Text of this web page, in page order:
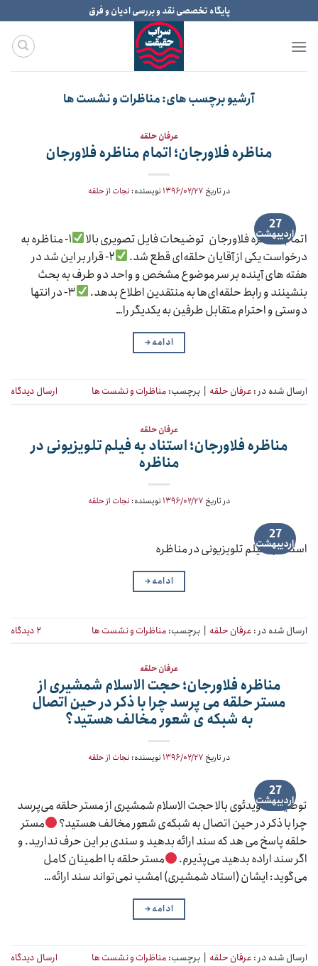
to
content
پایگاه تخصصی نقد و بررسی ادیان و فرق
آرشیو برچسب های:مناظرات و نشست ها
عرفان حلقه
مناظره فلاورجان؛ اتمام مناظره فلاورجان
در تاریخ ۱۳۹۶/۰۲/۲۷ نویسنده: نجات از حلقه
27
اردیبهشت
اتمام مناظره فلاورجان توضیحات فایل تصویری بالا
۱- مناظره به
درخواست یکی از آقایان حلقه‌ای قطع شد.
۲- قرار بر این شد در
هفته های آینده بر سر موضوع مشخص و واحد دو طرف به بحث
بنشینند و رابط حلقه‌ای‌ها به منتقدین اطلاع بدهد.
۳- در انتها
دوستی و احترام متقابل طرفین به یکدیگر را…
ادامه→
ارسال شده در : عرفان حلقه | برچسب: مناظرات و نشست ها ارسال دیدگاه
عرفان حلقه
مناظره فلاورجان؛ استناد به فیلم تلویزیونی در
مناظره
در تاریخ ۱۳۹۶/۰۲/۲۷ نویسنده: نجات از حلقه
27
اردیبهشت
استناد به فیلم تلویزیونی در مناظره
ادامه→
ارسال شده در : عرفان حلقه | برچسب: مناظرات و نشست ها ۲ دیدگاه
عرفان حلقه
مناظره فلاورجان؛ حجت الاسلام شمشیری از
مستر حلقه می پرسد چرا با ذکر در حین اتصال
به شبکه ی شعور مخالف هستید؟
در تاریخ ۱۳۹۶/۰۲/۲۷ نویسنده: نجات از حلقه
27
اردیبهشت
توضیحات ویدئوی بالا حجت الاسلام شمشیری از مستر حلقه می‌پرسد
چرا با ذکر در حین اتصال به شبکه‌ی شعور مخالف هستید؟
مستر
حلقه پاسخ می هد که سند ارائه بدهید و سندی بر این حرف ندارید. و
اگر سند اراده بدهید می‌پذیرم.
مستر حلقه با اطمینان کامل
می‌گوید: ایشان (استاد شمشیری) امشب نمی‌تواند سند ارائه…
ادامه→
ارسال شده در : عرفان حلقه برچسب: مناظرات و نشست ها ارسال دیدگاه